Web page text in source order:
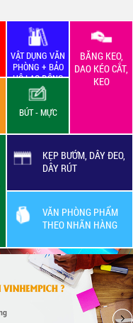
VẬT DỤNG VĂN
PHÒNG + BẢO
HỘ LAO ĐỘNG
BĂNG KEO,
DAO KÉO CẮT,
KEO
BÚT - MỰC
KẸP BƯỚM, DÂY ĐEO,
DÂY RÚT
VĂN PHÒNG PHẨM
THEO NHÃN HÀNG